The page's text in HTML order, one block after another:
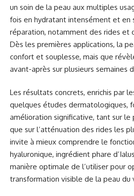
un soin de la peau aux multiples
fois en hydratant intensément et en
réparation, notamment des rides et
Dès les premières applications, la
confort et souplesse, mais que
avant-après sur plusieurs semaines
Les résultats concrets, enrichis par
quelques études dermatologiques,
amélioration significative, tant sur le
que sur l’atténuation des rides les
invite à mieux comprendre le
hyaluronique, ingrédient phare
manière optimale de l’utiliser pour
transformation visible de la peau du